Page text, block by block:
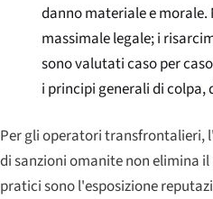
danno materiale e morale.
massimale legale; i
sono valutati caso per
i principi generali di colpa,
Per gli operatori transfrontalieri,
di sanzioni omanite non elimina
pratici sono l'esposizione